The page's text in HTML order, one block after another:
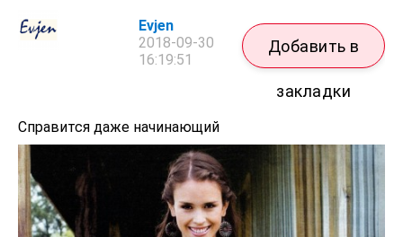
Evjen
2018-09-30
16:19:51
Добавить в
закладки
Справится даже начинающий